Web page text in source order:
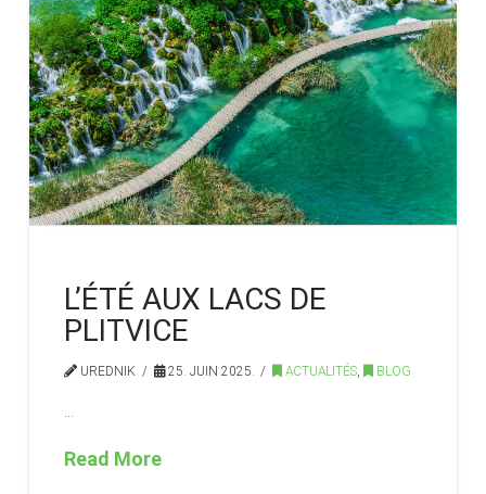
L’ÉTÉ AUX LACS DE
PLITVICE
UREDNIK 25. JUIN 2025. ACTUALITÉS BLOG
Read More